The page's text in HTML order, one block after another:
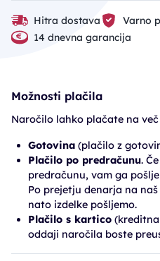
Hitra dostava
Varno
14 dnevna garancija
Možnosti plačila
Naročilo lahko plačate na
Gotovina (plačilo z
Plačilo po predračunu.
predračunu, vam ga
Po prejetju denarja na
nato izdelke pošljemo.
Plačilo s kartico
oddaji naročila boste